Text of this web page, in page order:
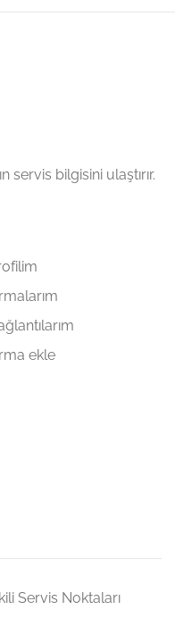
servis bilgisini ulaştırır.
ekle
Servis Noktaları